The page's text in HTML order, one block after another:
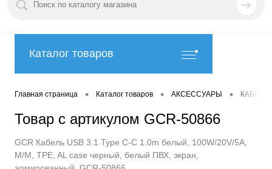
Каталог товаров
Главная страница • Каталог товаров • АКСЕССУАРЫ •
Товар с артикулом GCR-50866
GCR Кабель USB 3.1 Type C-С 1.0m белый, 100W/20V/5A,
M/M, TPE, AL сase черный, белый ПВХ, экран,